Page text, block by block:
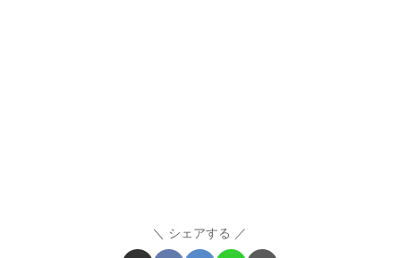
シェアする